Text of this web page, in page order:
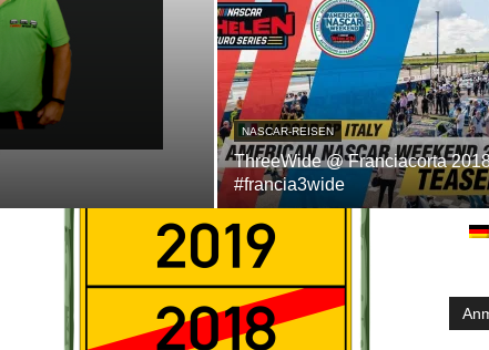
NASCAR-REISEN
ThreeWide @ Franciacorta
#francia3wide